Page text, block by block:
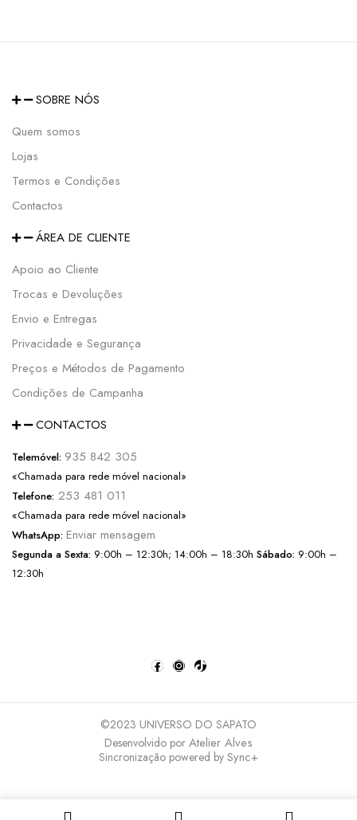
SOBRE NÓS
Quem somos
Lojas
Termos e Condições
Contactos
ÁREA DE CLIENTE
Apoio ao Cliente
Trocas e Devoluções
Envio e Entregas
Privacidade e Segurança
Preços e Métodos de Pagamento
Condições de Campanha
CONTACTOS
Telemóvel: 935 842 305
«Chamada para rede móvel nacional»
Telefone: 253 481 011
«Chamada para rede móvel nacional»
WhatsApp: Enviar mensagem
Segunda a Sexta: 9:00h – 12:30h; 14:00h – 18:30h Sábado: 9:00h –
12:30h
©2023 UNIVERSO DO SAPATO
Desenvolvido por Atelier Alves
Sincronização powered by Sync+